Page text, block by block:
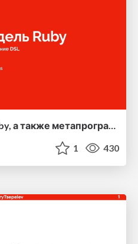
Объектная модель Ruby, а также метапрограммирование и создание DSL
1 430